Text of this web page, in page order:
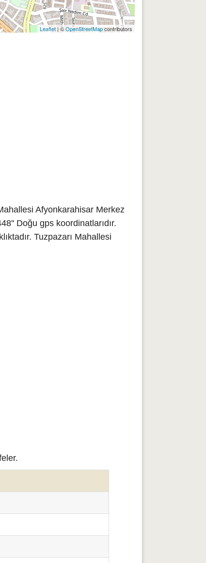
Leaflet | ©OpenStreetMapcontributors
Afyonkarahisar Merkez
Doğu gps koordinatlarıdır.
Tuzpazarı Mahallesi